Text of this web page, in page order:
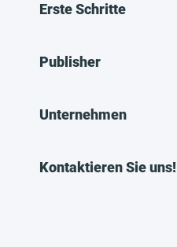
Erste Schritte
Publisher
Unternehmen
Kontaktieren Sie uns!